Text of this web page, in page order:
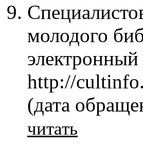
молодого
http://
(дата
читать